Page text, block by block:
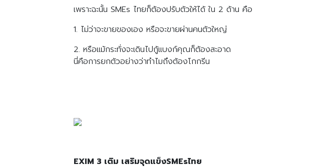
เพราะฉะนั้น SMEs ไทยก็ต้องปรับตัวให้ได้ ใน 2 ด้าน คือ
1. ไม่ว่าจะขายของเอง หรือจะขายผ่านคนตัวใหญ่
2. หรือแม้กระทั่งจะเดินไปกู้แบงก์คุณก็ต้องสะอาด
นี่คือการยกตัวอย่างว่าทำไมถึงต้องโกกรีน
EXIM 3 เติม เสริมจุดแข็งSMEsไทย